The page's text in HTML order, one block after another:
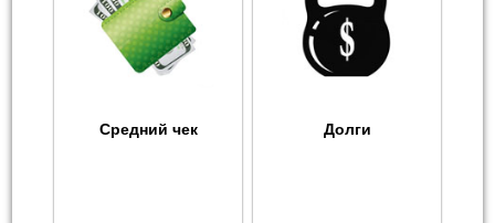
Средний чек Долги